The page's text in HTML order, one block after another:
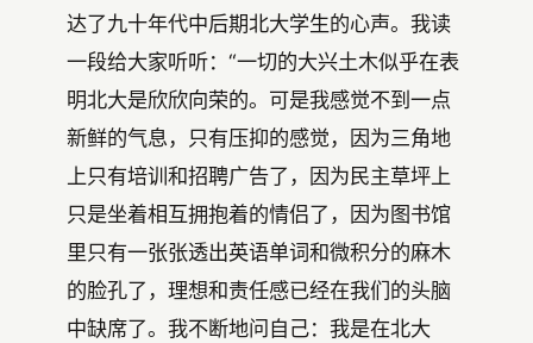
达了九十年代中后期北大学生的心声。我读
一段给大家听听：“一切的大兴土木似乎在表
明北大是欣欣向荣的。可是我感觉不到一点
新鲜的气息，只有压抑的感觉，因为三角地
上只有培训和招聘广告了，因为民主草坪上
只是坐着相互拥抱着的情侣了，因为图书馆
里只有一张张透出英语单词和微积分的麻木
的脸孔了，理想和责任感已经在我们的头脑
中缺席了。我不断地问自己：我是在北大